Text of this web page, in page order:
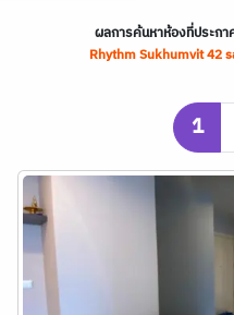
ผลการค้นหาห้องที่ประก
Rhythm Sukhumvit 42
1